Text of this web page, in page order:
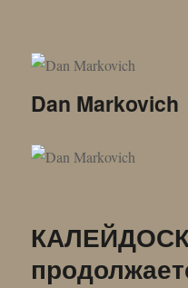
Dan Markovich